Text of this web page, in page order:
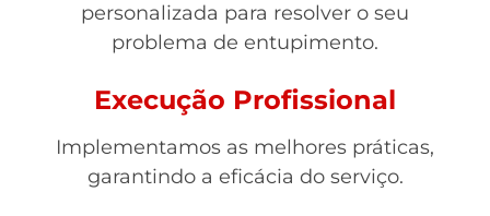
personalizada para resolver o seu
problema de entupimento.
Execução Profissional
Implementamos as melhores práticas,
garantindo a eficácia do serviço.